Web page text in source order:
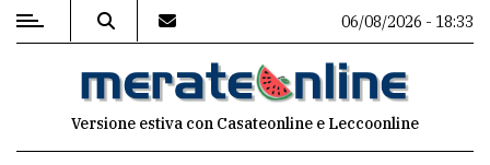
MENU
06/08/2026 - 18:33
Versione estiva con Casateonline e Leccoonline